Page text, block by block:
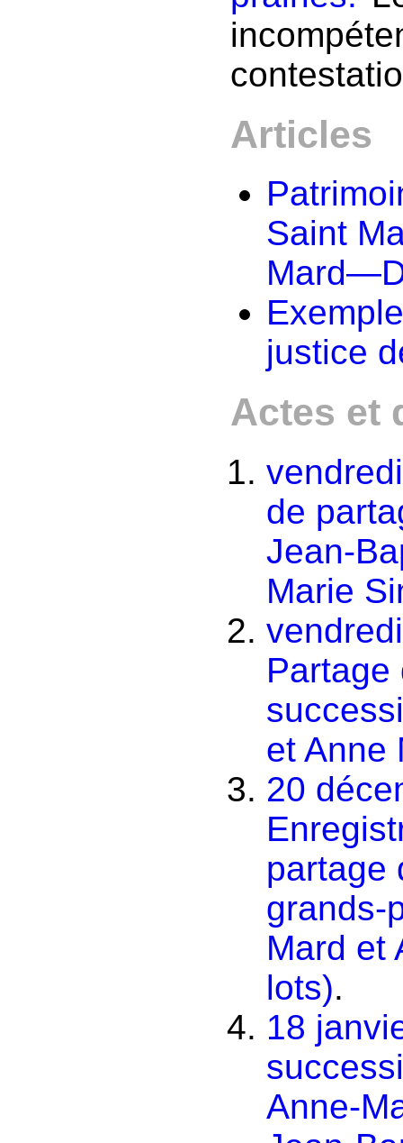
Articles
Saint
justice
Actes et
de
Jean-
Marie
Partage
et Anne
20
partage
grands-
Mard et
lots).
18
Anne-